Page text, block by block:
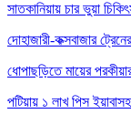
সাতকানিয়ায় চার ভুয়া
দোহাজারী-কক্সবাজার
ধোপাছড়িতে মায়ের
পটিয়ায় ১ লাখ পিস